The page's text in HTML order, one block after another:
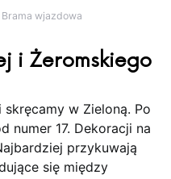
wjazdowa
i Żeromskiego
w Zieloną. Po
numer 17. Dekoracji na
przykuwają
się między